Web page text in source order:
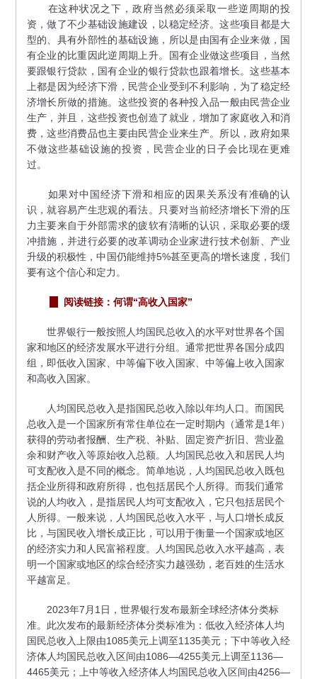
在这种状况之下，政府当然必须采取一些逆周期的投
资，做了不少基础设施建设，以稳定经济。这些项目都是大
型的、具有外部性的基础设施，所以是由国有企业来做，国
有企业的比重因此逆周期上升。国有企业做这些项目，当然
要跟银行贷款，国有企业的银行贷款也跟着增长。这些基本
上都是因为经济下滑，民营企业受到不利影响，为了稳定经
济增长所做的措施。这些投资的各种投入品一般由民营企业
生产，并且，这些投资也创造了就业，增加了家庭收入和消
费，这些消费品也主要由民营企业来生产。所以，政府如果
不做这些基础设施的投资，民营企业的日子会比现在更难
过。
如果对中国经济下滑和相应的因果关系没有准确的认
识，就容易产生悲观的看法。只要对当前经济增长下滑的压
力主要来自于外部需求的疲软有清晰的认识，采取必要的缓
冲措施，并进行必要的改革调动企业家进行技术创新、产业
升级的积极性，中国仍能维持5%甚至更高的增长速度，我们
要有这个信心和定力。
阅读链接：何谓“高收入国家”
世界银行一般按照人均国民总收入的水平对世界各个国
家和地区的经济发展水平进行分组。通常把世界各国分成四
组，即低收入国家、中等偏下收入国家、中等偏上收入国家
和高收入国家。
人均国民总收入是指国民总收入除以年均人口。而国民
总收入是一个国家所有常住单位在一定时期内（通常是1年）
获得的劳动者报酬、生产税、补贴、固定资产折旧、营业盈
余和财产收入等原始收入总额。人均国民总收入和居民人均
可支配收入是不同的概念。简单地说，人均国民总收入既包
括企业所得和政府所得，也包括居民个人所得。而我们通常
说的人均收入，是指居民人均可支配收入，它只包括居民个
人所得。一般来说，人均国民总收入水平，与人口增长成反
比，与国民收入增长成正比，可以用于衡量一个国家或地区
的经济实力和人民富裕程度。人均国民总收入水平越高，表
明一个国家或地区的综合经济实力越强劲，老百姓的生活水
平越富足。
2023年7月1日，世界银行发布最新全球经济体分类标
准。此次发布的最新经济体分类标准为：低收入经济体人均
国民总收入上限由1085美元上调至1135美元；下中等收入经
济体人均国民总收入区间由1086—4255美元上调至1136—
4465美元；上中等收入经济体人均国民总收入区间由4256—